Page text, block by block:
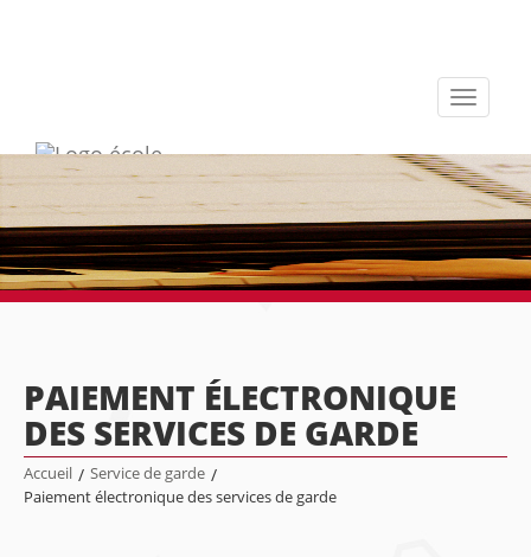
Toggle
PAIEMENT ÉLECTRONIQUE
DES SERVICES DE GARDE
Accueil / Service de garde /
Paiement électronique des services de garde